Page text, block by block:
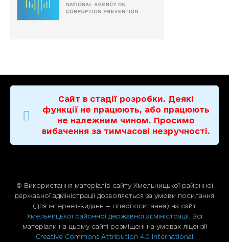
Сайт в стадії розробки. Деякі
функції не працюють, або працюють
не належним чином. Просимо
вибачення за тимчасові незручності.
© Використання матерiалiв сайту Хмельницької районної
державної адміністрації дозволяється за умови посилання
(для iнтернет-видань — гiперпосилання) на сайт
Хмельницької районної державної адміністрації . Всі
матеріали на цьому сайті розміщені на умовах ліцензії
Creative Commons Attribution 4.0 International